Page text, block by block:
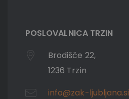
POSLOVALNICA TRZIN
Brodišče 22,
1236 Trzin
info@zak-ljubljana.si